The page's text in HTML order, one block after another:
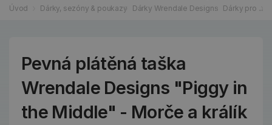
Úvod
Dárky, sezóny & poukazy Dárky Wrendale Designs Dárky pro ...
Pevná plátěná taška
Wrendale Designs "Piggy in
the Middle" - Morče a králík